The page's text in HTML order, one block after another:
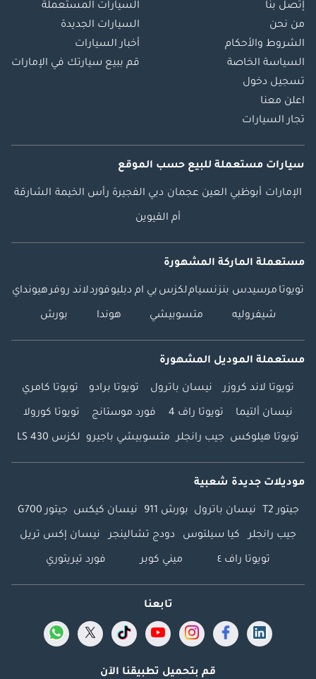
إتصل بنا
من نحن
الشروط والأحكام
السياسة الخاصة
تسجيل دخول
اعلن معنا
تجار السيارات
السيارات المستعملة
السيارات الجديدة
أخبار السيارات
قم ببيع سيارتك في الإمارات
سيارات مستعملة للبيع حسب الموقع
الإمارات أبوظبي العين عجمان دبي الفجيرة رأس الخيمة الشارقة
أم القيوين
مستعملة الماركة المشهورة
تويوتا مرسيدس بنزنسياملكزس بي ام دبليوفوردلاند روفرهيونداي
شيفروليه متسوبيشي هوندا بورش
مستعملة الموديل المشهورة
تويوتا لاند كروزر نيسان باترول تويوتا برادو تويوتا كامري
نيسان ألتيما تويوتا راف 4 فورد موستانج تويوتا كورولا
تويوتا هيلوكس جيب رانجلر متسوبيشي باجيرو لكزس LS 430
موديلات جديدة شعبية
جيتور T2 نيسان باترول بورش 911 نيسان كيكس جيتور G700
جيب رانجلر كيا سيلتوس دودج تشالينجر نيسان إكس تريل
تويوتا راف ٤ ميني كوبر فورد تيريتوري
تابعنا
قم بتحميل تطبيقنا الآن